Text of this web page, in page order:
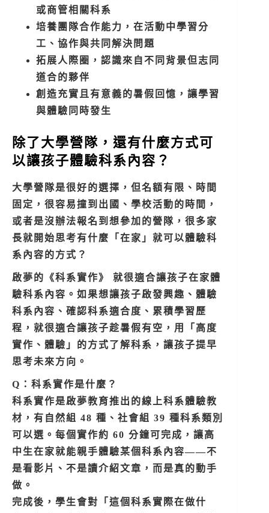
或商管相關科系
培養團隊合作能力，在活動中學習分
工、協作與共同解決問題
拓展人際圈，認識來自不同背景但志同
道合的夥伴
創造充實且有意義的暑假回憶，讓學習
與體驗同時發生
除了大學營隊，還有什麼方式可
以讓孩子體驗科系內容？
大學營隊是很好的選擇，但名額有限、時間
固定，很容易撞到出國、學校活動的時間，
或者是沒辦法報名到想參加的營隊，很多家
長就開始思考有什麼「在家」就可以體驗科
系內容的方式？
啟夢的《科系實作》 就很適合讓孩子在家體
驗科系內容。如果想讓孩子啟發興趣、體驗
科系內容、確認科系適合度、累積學習歷
程，就很適合讓孩子趁暑假有空，用「高度
實作、體驗」的方式了解科系，讓孩子提早
思考未來方向。
Q：科系實作是什麼？
科系實作是啟夢教育推出的線上科系體驗教
材，有自然組 48 種、社會組 39 種科系類別
可以選。每個實作約 60 分鐘可完成，讓高
中生在家就能親手體驗某個科系內容——不
是看影片、不是讀介紹文章，而是真的動手
做。
完成後，學生會對「這個科系實際在做什